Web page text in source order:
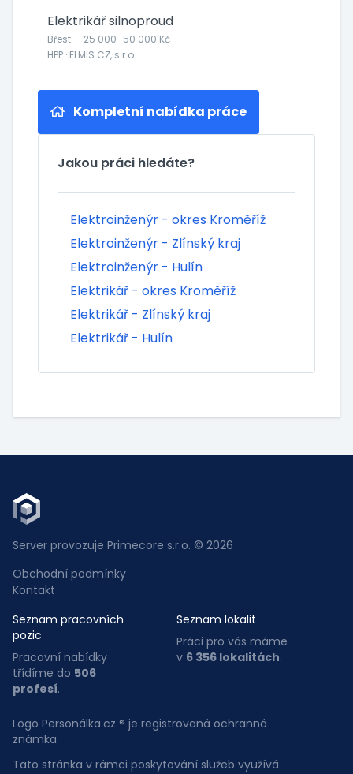
Elektrikář silnoproud
Břest · 25 000–50 000 Kč
HPP · ELMIS CZ, s.r.o.
Kompletní nabídka práce
Jakou práci hledáte?
Elektroinženýr - okres Kroměříž
Elektroinženýr - Zlínský kraj
Elektroinženýr - Hulín
Elektrikář - okres Kroměříž
Elektrikář - Zlínský kraj
Elektrikář - Hulín
Server provozuje Primecore s.r.o. © 2026
Obchodní podmínky
Kontakt
Seznam pracovních
pozic
Pracovní nabídky
třídíme do 506
profesí.
Seznam lokalit
Práci pro vás máme
v 6 356 lokalitách.
Logo Personálka.cz ® je registrovaná ochranná
známka.
Tato stránka v rámci poskytování služeb využívá